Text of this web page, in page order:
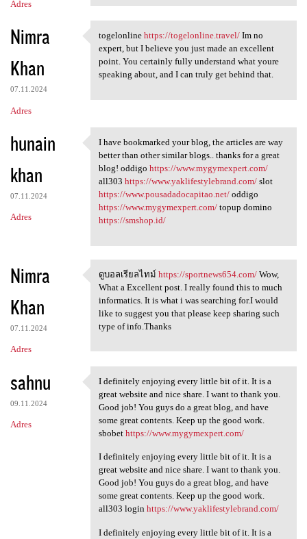
Adres
Nimra
Khan
07.11.2024
Adres
togelonline https:/
togelonline https://togelonline.travel/Im no
expert, but I believe you just made an excellent
point. You certainly fully understand what youre
speaking about, and I can truly get behind that.
hunain
khan
07.11.2024
Adres
I have bookmarked your blog,
I have bookmarked your blog, the articles are way
better than other similar blogs.. thanks for a great
blog! oddigo https://www.mygymexpert.com/
all303 https://www.yaklifestylebrand.com/slot
https://www.pousadadocapitao.net/oddigo
https://www.mygymexpert.com/topup domino
https://smshop.id/
Nimra
Khan
07.11.2024
Adres
ดูบอลเรียลไทม์ https:/
ดูบอลเรียลไทม์ https://sportnews654.com/Wow,
What a Excellent post. I really found this to much
informatics. It is what i was searching for.I would
like to suggest you that please keep sharing such
type of info.Thanks
sahnu
09.11.2024
Adres
I definitely enjoying every
I definitely enjoying every little bit of it. It is a
great website and nice share. I want to thank you.
Good job! You guys do a great blog, and have
some great contents. Keep up the good work.
sbobet https://www.mygymexpert.com/
I definitely enjoying every little bit of it. It is a
great website and nice share. I want to thank you.
Good job! You guys do a great blog, and have
some great contents. Keep up the good work.
all303 login https://www.yaklifestylebrand.com/
I definitely enjoying every little bit of it. It is a